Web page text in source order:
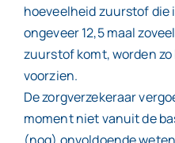
hoeveelheid zuurstof die
ongeveer 12,5 maal
zuurstof komt, worden
voorzien.
De zorgverzekeraar
moment niet vanuit de